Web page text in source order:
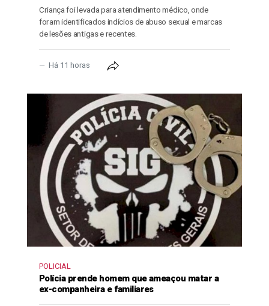
Criança foi levada para atendimento médico, onde
foram identificados indícios de abuso sexual e marcas
de lesões antigas e recentes.
Há 11 horas
POLICIAL
Polícia prende homem que ameaçou matar a
ex-companheira e familiares